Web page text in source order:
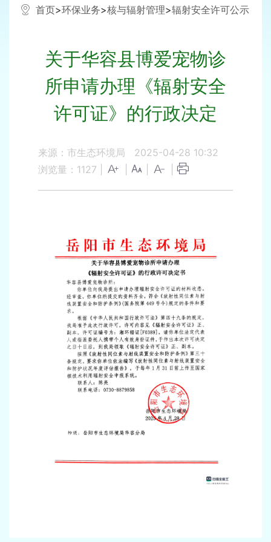
首页>环保业务>核与辐射管理>辐射安全许可公示
关于华容县博爱宠物诊
所申请办理《辐射安全
许可证》的行政决定
来源：市生态环境局
2025-04-28 10:32
浏览量： 1127